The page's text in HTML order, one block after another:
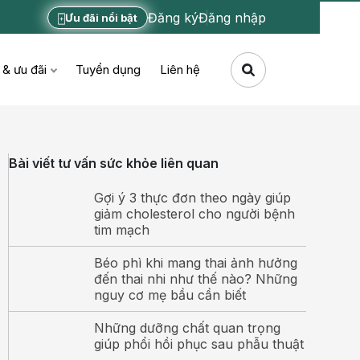
Ưu đãi nổi bật Đăng kýĐăng nhập
ưu đãi Tuyển dụng Liên hệ
Bài viết tư vấn sức khỏe liên quan
Gợi ý 3 thực đơn theo ngày giúp
giảm cholesterol cho người bệnh
tim mạch
Béo phì khi mang thai ảnh hưởng
đến thai nhi như thế nào? Những
nguy cơ mẹ bầu cần biết
Những dưỡng chất quan trọng
giúp phổi hồi phục sau phẫu thuật